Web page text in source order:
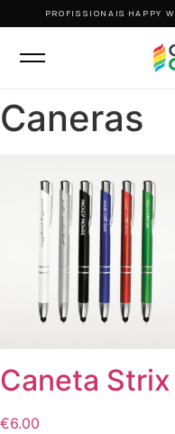
PROFISSIONAIS ·HAPPY
Caneras
Caneta Strix
€6.00